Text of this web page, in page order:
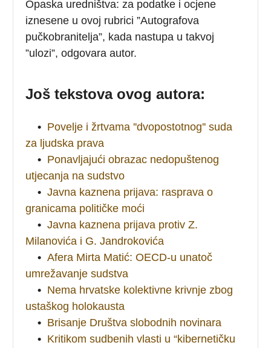
Opaska uredništva: za podatke i ocjene
iznesene u ovoj rubrici ”Autografova
pučkobranitelja”, kada nastupa u takvoj
”ulozi”, odgovara autor.
Još tekstova ovog autora:
• Povelje i žrtvama ''dvopostotnog'' suda
za ljudska prava
• Ponavljajući obrazac nedopuštenog
utjecanja na sudstvo
• Javna kaznena prijava: rasprava o
granicama političke moći
• Javna kaznena prijava protiv Z.
Milanovića i G. Jandrokovića
• Afera Mirta Matić: OECD-u unatoč
umrežavanje sudstva
• Nema hrvatske kolektivne krivnje zbog
ustaškog holokausta
• Brisanje Društva slobodnih novinara
• Kritikom sudbenih vlasti u “kibernetičku